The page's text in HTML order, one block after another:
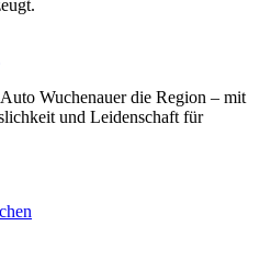
Wuchenauer die Region – mit
und Leidenschaft für